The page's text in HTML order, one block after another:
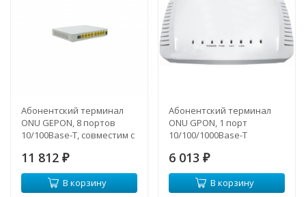
Абонентский терминал
ONU GEPON, 8 портов
10/100Base-T, совместим с
11 812 ₽
В корзину
Абонентский терминал
ONU GPON, 1 порт
10/100/1000Base-T
6 013 ₽
В корзину